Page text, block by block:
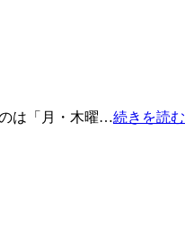
は「月・木曜…続きを読む